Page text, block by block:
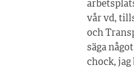
vår vd,
och
säga
chock,